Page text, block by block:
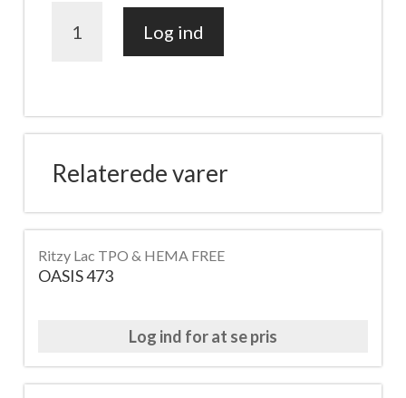
M5
Log ind
Relaterede varer
Ritzy Lac TPO & HEMA FREE
OASIS 473
Log ind for at se pris